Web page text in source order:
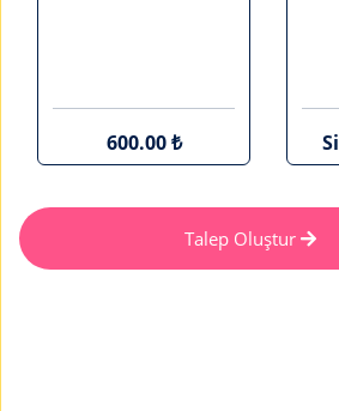
600.00 ₺
Talep Oluştur